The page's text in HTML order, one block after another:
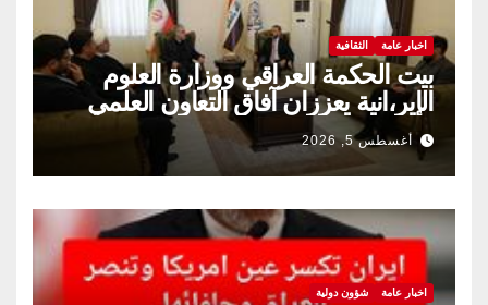
اخبار عامة الثقافية
بيت الحكمة العراقي ووزارة العلوم
الإير،انية يعززان آفاق التعاون العلمي
والثقافي.
أغسطس 5, 2026
اخبار عامة شؤون دولية